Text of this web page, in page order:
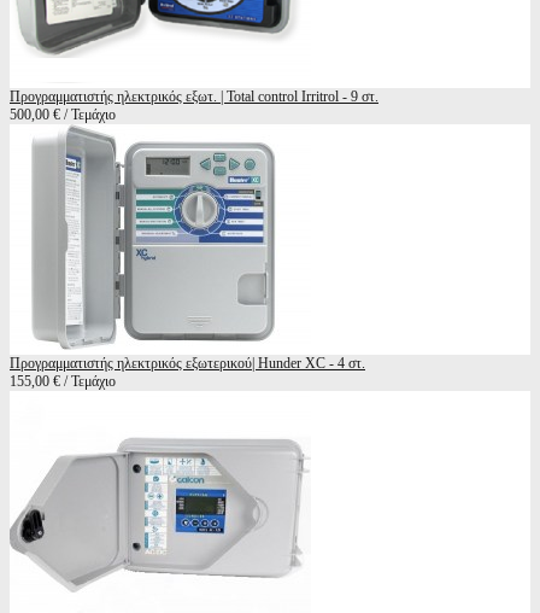
Προγραμματιστής ηλεκτρικός εξωτ. | Total control Irritrol - 9 στ.
500,00 € / Τεμάχιο
Προγραμματιστής ηλεκτρικός εξωτερικού| Hunder XC - 4 στ.
155,00 € / Τεμάχιο